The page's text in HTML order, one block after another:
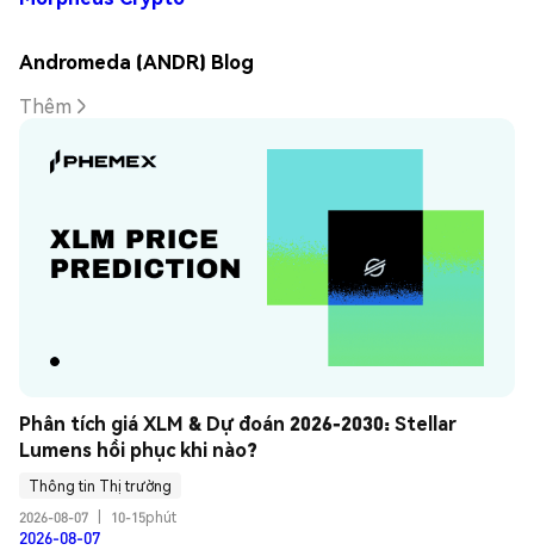
Andromeda (ANDR) Blog
Thêm
Phân tích giá XLM & Dự đoán 2026-2030: Stellar
Lumens hồi phục khi nào?
Thông tin Thị trường
2026-08-07
10-15phút
2026-08-07